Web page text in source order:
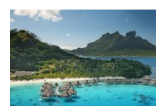
Touristiknews
und